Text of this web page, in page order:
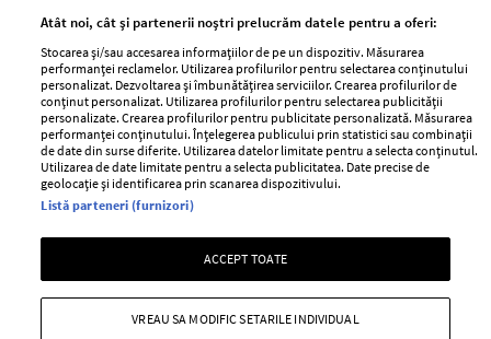
GSP
Unica
Baby
Retete
femei
Viva
Avantaje
Retete practice
Pariază responsabil! Decizia ONJN nr. 821/25.09.2025.
Jocurile de noroc sunt interzise minorilor.
Copyright © 2026 Ringier Romania SRL
Atât noi, cât și partenerii noștri prelucrăm datele pentru a oferi:
Stocarea și/sau accesarea informațiilor de pe un dispozitiv. Măsurarea
performanței reclamelor. Utilizarea profilurilor pentru selectarea conținutului
personalizat. Dezvoltarea și îmbunătățirea serviciilor. Crearea profilurilor de
conținut personalizat. Utilizarea profilurilor pentru selectarea publicității
personalizate. Crearea profilurilor pentru publicitate personalizată. Măsurarea
performanței conținutului. Înțelegerea publicului prin statistici sau combinații
de date din surse diferite. Utilizarea datelor limitate pentru a selecta conținutul.
Utilizarea de date limitate pentru a selecta publicitatea. Date precise de
geolocație și identificarea prin scanarea dispozitivului.
Listă parteneri (furnizori)
ACCEPT TOATE
VREAU SA MODIFIC SETARILE INDIVIDUAL